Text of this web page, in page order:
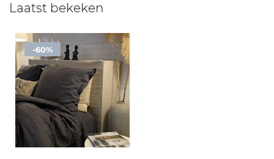
Laatst bekeken
-60%